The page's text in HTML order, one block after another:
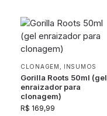
CLONAGEM INSUMOS
Gorilla Roots 50ml (gel
enraizador para
clonagem)
R$ 169,99